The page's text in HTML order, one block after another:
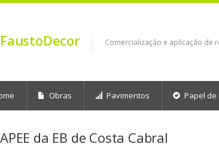
FaustoDecor Comercialização e aplicação de
Obras Pavimentos Papel de
APEE da EB de Costa Cabral